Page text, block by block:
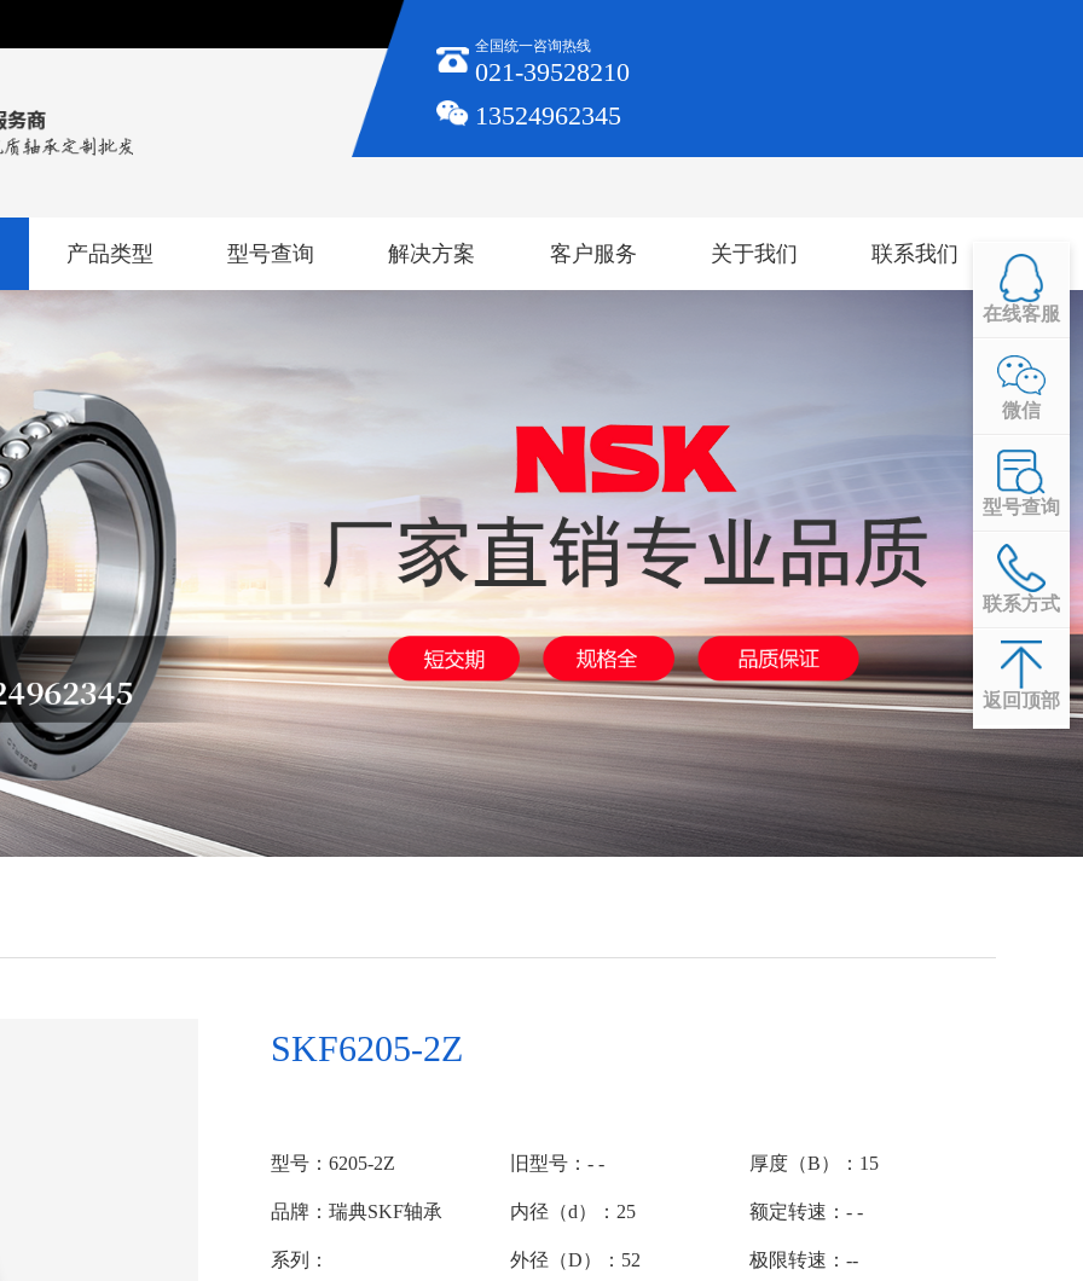
全国统一咨询热线
021-39528210
13524962345
产品类型 型号查询 解决方案 客户服务 关于我们 联系我们
SKF6205-2Z
型号：6205-2Z 旧型号：- - 厚度（B）：15
品牌：瑞典SKF轴承 内径（d）：25 额定转速：- -
系列： 外径（D）：52 极限转速：--
在线客服
微信
型号查询
联系方式
返回顶部